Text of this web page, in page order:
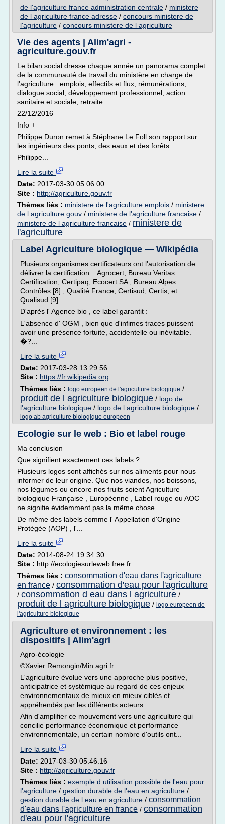
de l'agriculture france administration centrale / ministere
de l agriculture france adresse / concours ministere de
l'agriculture / concours ministere de l agriculture
Vie des agents | Alim'agri -
agriculture.gouv.fr
Le bilan social dresse chaque année un panorama complet
de la communauté de travail du ministère en charge de
l'agriculture : emplois, effectifs et flux, rémunérations,
dialogue social, développement professionnel, action
sanitaire et sociale, retraite...
22/12/2016
Info +
Philippe Duron remet à Stéphane Le Foll son rapport sur
les ingénieurs des ponts, des eaux et des forêts
Philippe...
Lire la suite
Date: 2017-03-30 05:06:00
Site : http://agriculture.gouv.fr
Thèmes liés : ministere de l'agriculture emplois / ministere
de l agriculture gouv / ministere de l'agriculture francaise /
ministere de l agriculture francaise / ministere de
l'agriculture
Label Agriculture biologique — Wikipédia
Plusieurs organismes certificateurs ont l'autorisation de
délivrer la certification : Agrocert, Bureau Veritas
Certification, Certipaq, Ecocert SA , Bureau Alpes
Contrôles [8] , Qualité France, Certisud, Certis, et
Qualisud [9] .
D'après l' Agence bio , ce label garantit :
L'absence d' OGM , bien que d'infimes traces puissent
avoir une présence fortuite, accidentelle ou inévitable.
�?...
Lire la suite
Date: 2017-03-28 13:29:56
Site : https://fr.wikipedia.org
Thèmes liés : logo europeen de l'agriculture biologique /
produit de l agriculture biologique / logo de
l'agriculture biologique / logo de l agriculture biologique /
logo ab agriculture biologique europeen
Ecologie sur le web : Bio et label rouge
Ma conclusion
Que signifient exactement ces labels ?
Plusieurs logos sont affichés sur nos aliments pour nous
informer de leur origine. Que nos viandes, nos boissons,
nos légumes ou encore nos fruits soient Agriculture
biologique Française , Européenne , Label rouge ou AOC
ne signifie évidemment pas la même chose.
De même des labels comme l' Appellation d'Origine
Protégée (AOP) , l'...
Lire la suite
Date: 2014-08-24 19:34:30
Site : http://ecologiesurleweb.free.fr
Thèmes liés : consommation d'eau dans l'agriculture
en france / consommation d'eau pour l'agriculture
/ consommation d eau dans l agriculture /
produit de l agriculture biologique / logo europeen de
l'agriculture biologique
Agriculture et environnement : les
dispositifs | Alim'agri
Agro-écologie
©Xavier Remongin/Min.agri.fr.
L'agriculture évolue vers une approche plus positive,
anticipatrice et systémique au regard de ces enjeux
environnementaux de mieux en mieux ciblés et
appréhendés par les différents acteurs.
Afin d'amplifier ce mouvement vers une agriculture qui
concilie performance économique et performance
environnementale, un certain nombre d'outils ont...
Lire la suite
Date: 2017-03-30 05:46:16
Site : http://agriculture.gouv.fr
Thèmes liés : exemple d utilisation possible de l'eau pour
l'agriculture / gestion durable de l'eau en agriculture /
gestion durable de l eau en agriculture / consommation
d'eau dans l'agriculture en france / consommation
d'eau pour l'agriculture